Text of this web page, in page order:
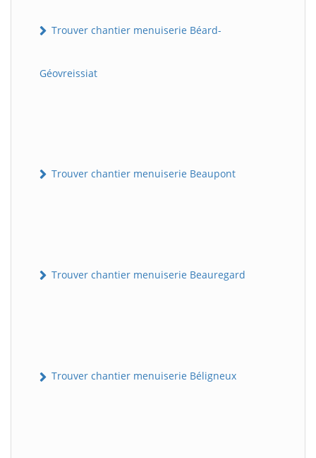
Trouver chantier menuiserie Béard-
Géovreissiat
Trouver chantier menuiserie Beaupont
Trouver chantier menuiserie Beauregard
Trouver chantier menuiserie Béligneux